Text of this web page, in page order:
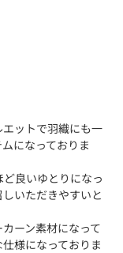
ットで羽織にも一
になっておりま
良いゆとりになっ
いただきやすいと
ーン素材になって
様になっておりま